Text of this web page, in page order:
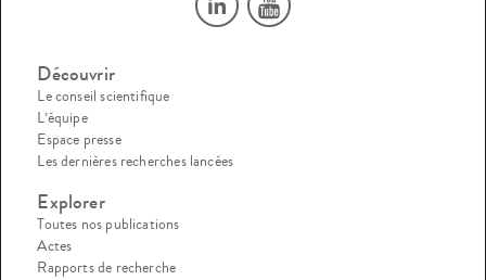
Découvrir
Le conseil scientifique
L’équipe
Espace presse
Les dernières recherches lancées
Explorer
Toutes nos publications
Actes
Rapports de recherche